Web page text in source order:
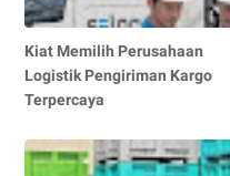
Kiat Memilih Perusahaan
Logistik Pengiriman Kargo
Terpercaya